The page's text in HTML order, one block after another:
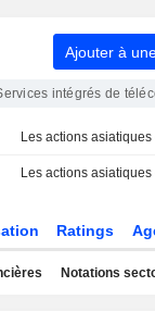
Ajouter à
intégrés de
Ratings
Notations